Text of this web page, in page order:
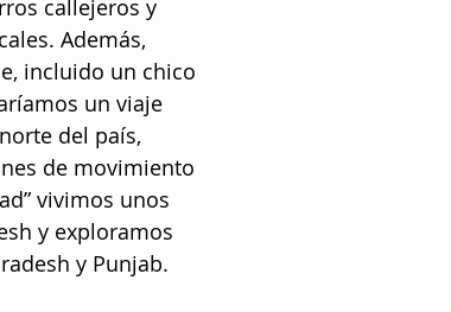
callejeros y
Además,
incluido un chico
un viaje
del país,
de movimiento
vivimos unos
y exploramos
y Punjab.